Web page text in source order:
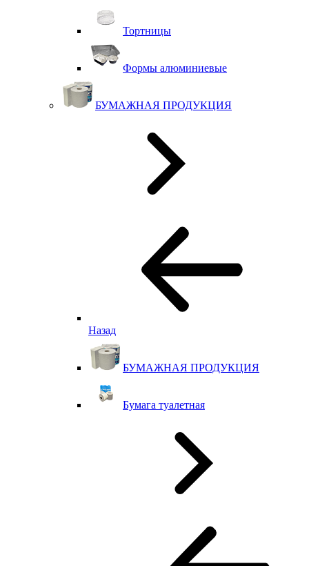
Тортницы
Формы алюминиевые
БУМАЖНАЯ ПРОДУКЦИЯ
Назад
БУМАЖНАЯ ПРОДУКЦИЯ
Бумага туалетная